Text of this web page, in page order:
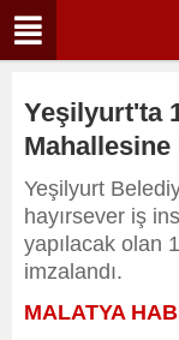
Yeşilyurt'ta
Yeşilyurt
hayırsever iş
yapılacak olan
imzalandı.
MALATYA